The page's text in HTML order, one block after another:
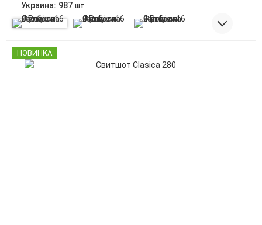
Украина: 987 шт
НОВИНКА